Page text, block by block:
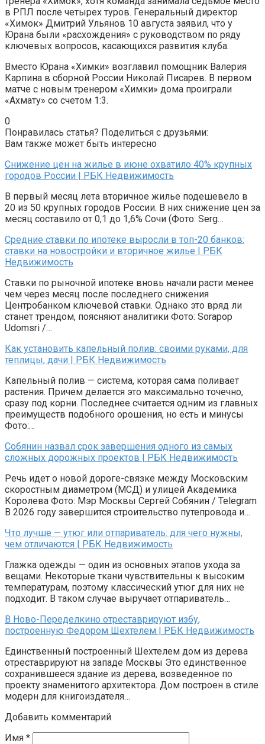
в РПЛ после четырех туров. Генеральный директор
«Химок» Дмитрий Ульянов 10 августа заявил, что у
Юрана были «расхождения» с руководством по ряду
ключевых вопросов, касающихся развития клуба.
Вместо Юрана «Химки» возглавил помощник Валерия
Карпина в сборной России Николай Писарев. В первом
матче с новым тренером «Химки» дома проиграли
«Ахмату» со счетом 1:3.
0
Понравилась статья? Поделиться с друзьями:
Вам также может быть интересно
Снижение цен на жилье в июне охватило 40% крупных
городов России | РБК Недвижимость
В первый месяц лета вторичное жилье подешевело в
20 из 50 крупных городов России. В них снижение цен за
месяц составило от 0,1 до 1,6% Сочи (Фото: Serg…
Средние ставки по ипотеке выросли в топ-20 банков:
ставки на новостройки и вторичное жилье | РБК
Недвижимость
Ставки по рыночной ипотеке вновь начали расти менее
чем через месяц после последнего снижения
Центробанком ключевой ставки. Однако это вряд ли
станет трендом, поясняют аналитики Фото: Sorapop
Udomsri /…
Как установить капельный полив: своими руками, для
теплицы, дачи | РБК Недвижимость
Капельный полив — система, которая сама поливает
растения. Причем делается это максимально точечно,
сразу под корни. Последнее считается одним из главных
преимуществ подобного орошения, но есть и минусы
Фото:…
Собянин назвал срок завершения одного из самых
сложных дорожных проектов | РБК Недвижимость
Речь идет о новой дороге-связке между Московским
скоростным диаметром (МСД) и улицей Академика
Королева Фото: Мэр Москвы Сергей Собянин / Telegram
В 2026 году завершится строительство путепровода и…
Что лучше — утюг или отпариватель: для чего нужны,
чем отличаются | РБК Недвижимость
Глажка одежды — один из основных этапов ухода за
вещами. Некоторые ткани чувствительны к высоким
температурам, поэтому классический утюг для них не
подходит. В таком случае выручает отпариватель…
В Ново-Переделкино отреставрируют избу,
построенную Федором Шехтелем | РБК Недвижимость
Единственный построенный Шехтелем дом из дерева
отреставрируют на западе Москвы Это единственное
сохранившееся здание из дерева, возведенное по
проекту знаменитого архитектора. Дом построен в стиле
модерн для книгоиздателя…
Добавить комментарий
Имя *